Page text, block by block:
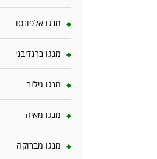
מנגו אלפונסו
מנגו ברנדיבני
מנגו גילור
מנגו מאיה
מנגו מברוקה